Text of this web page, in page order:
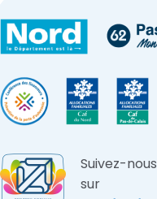
Suivez-nous
sur